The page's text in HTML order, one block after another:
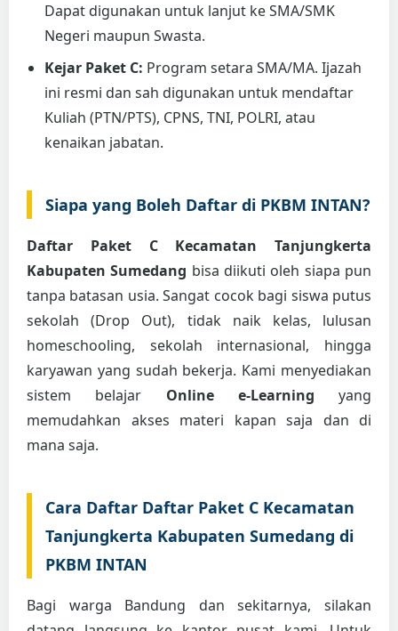
Dapat digunakan untuk lanjut ke SMA/SMK
Negeri maupun Swasta.
Kejar Paket C: Program setara SMA/MA. Ijazah
ini resmi dan sah digunakan untuk mendaftar
Kuliah (PTN/PTS), CPNS, TNI, POLRI, atau
kenaikan jabatan.
Siapa yang Boleh Daftar di PKBM INTAN?
Daftar Paket C Kecamatan Tanjungkerta
Kabupaten Sumedang bisa diikuti oleh siapa pun
tanpa batasan usia. Sangat cocok bagi siswa putus
sekolah (Drop Out), tidak naik kelas, lulusan
homeschooling, sekolah internasional, hingga
karyawan yang sudah bekerja. Kami menyediakan
sistem belajar Online e-Learning yang
memudahkan akses materi kapan saja dan di
mana saja.
Cara Daftar Daftar Paket C Kecamatan
Tanjungkerta Kabupaten Sumedang di
PKBM INTAN
Bagi warga Bandung dan sekitarnya, silakan